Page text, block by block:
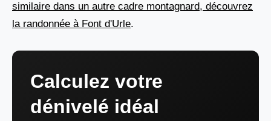
similaire dans un autre cadre montagnard, découvrez
la randonnée à Font d'Urle.
Calculez votre
dénivelé idéal